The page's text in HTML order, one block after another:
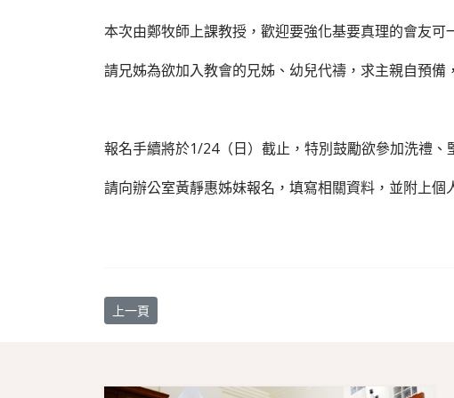
本次由鄭牧師上課教授，歡迎要強化基要真理的會友可
請兄姊為欲加入教會的兄姊、幼兒代禱，求主親自預備
報名手續將於1/24（日）截止，特別鼓勵欲參加洗禮
請向辦公室黃靜惠姊妹報名，填寫相關資料，並附上個
上一篇文章: 【教會消息】教會大掃除 迎接新春主福份
上一頁